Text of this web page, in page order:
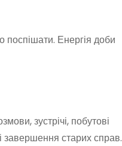
Енергія доби
зустрічі, побутові
завершення старих справ.